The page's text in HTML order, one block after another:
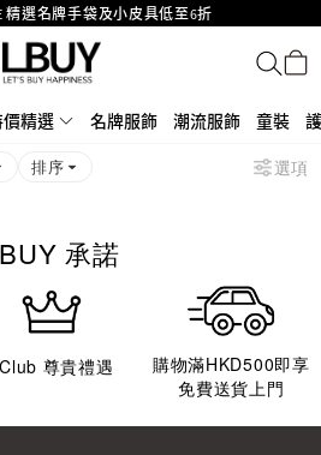
精選名牌手袋及小皮具低至6折
人氣限量特別版限時原價低至75折!
手袋及首飾原價低至6折，立即入手!
426號舖！
特設名牌Hermès、CHANEL及LV專區！
即享免運費！
價精選 名牌服飾 潮流服飾 童裝
排序 選項
承諾
尊貴禮遇
購物滿HKD500即享
免費送貨上門